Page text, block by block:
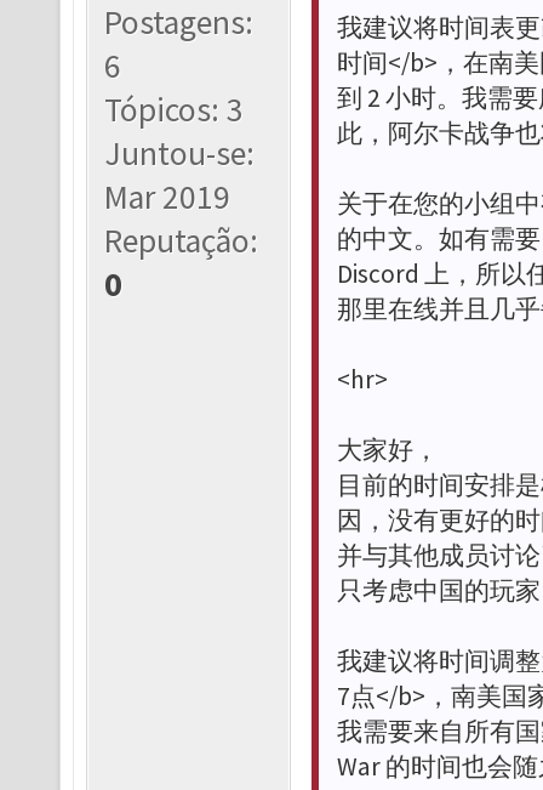
Postagens:
6
Tópicos: 3
Juntou-se:
Mar 2019
Reputação:
0
我建议将时间表
时间</b>，在南
到 2 小时。我需
此，阿尔卡战争
关于在您的小组
的中文。如有需
Discord 上，所以
那里在线并且几
<hr>
大家好，
目前的时间安排
因，没有更好的
并与其他成员讨
只考虑中国的玩
我建议将时间调
7点</b>，南美国
我需要来自所有
War 的时间也会